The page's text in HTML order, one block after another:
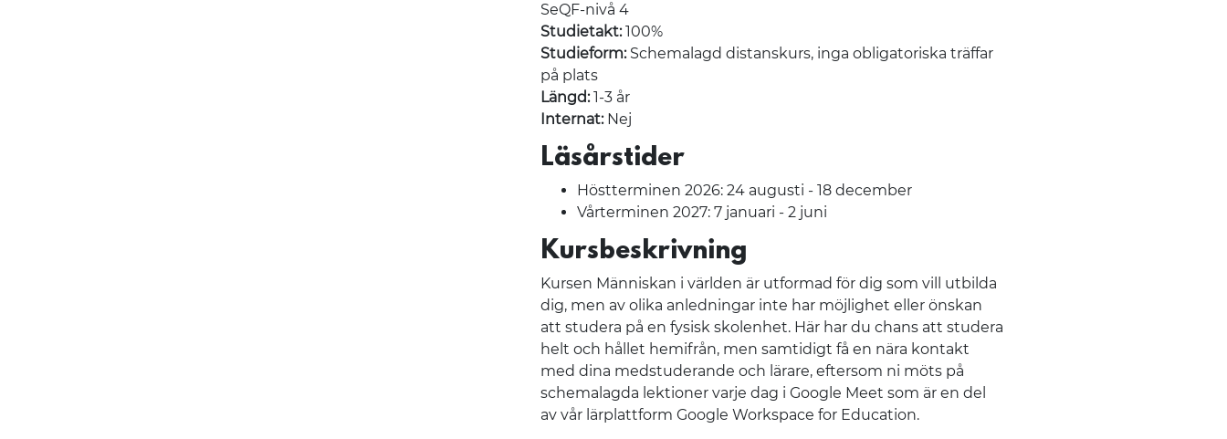
SeQF-nivå 4
Studietakt:100%
Studieform:Schemalagd distanskurs, inga obligatoriska träffar
på plats
Längd:1-3 år
Internat:Nej
Läsårstider
Höstterminen 2026: 24 augusti - 18 december
Vårterminen 2027: 7 januari - 2 juni
Kursbeskrivning
Kursen Människan i världen är utformad för dig som vill utbilda
dig, men av olika anledningar inte har möjlighet eller önskan
att studera på en fysisk skolenhet. Här har du chans att studera
helt och hållet hemifrån, men samtidigt få en nära kontakt
med dina medstuderande och lärare, eftersom ni möts på
schemalagda lektioner varje dag i Google Meet som är en del
av vår lärplattform Google Workspace for Education.